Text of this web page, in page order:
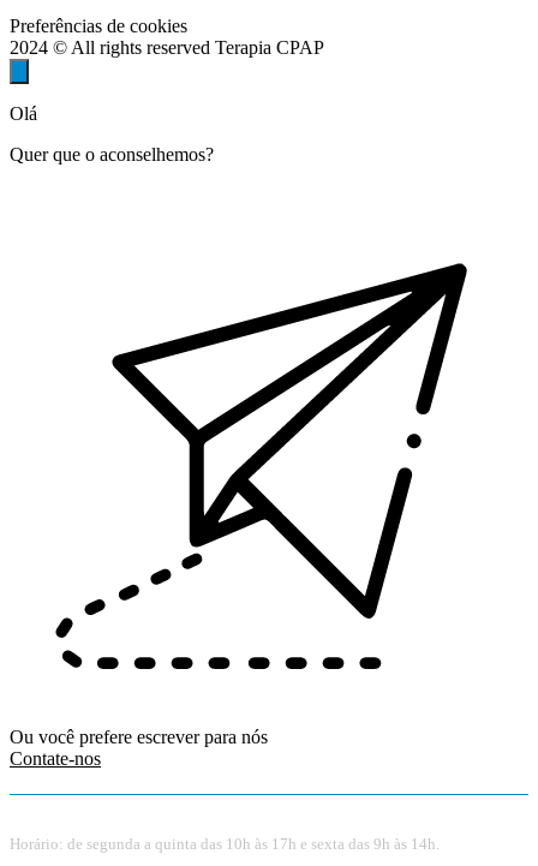
Preferências de cookies
2024 © All rights reserved Terapia CPAP
Olá
Quer que o aconselhemos?
Ou você prefere escrever para nós
Contate-nos
Horário: de segunda a quinta das 10h às 17h e sexta das 9h às 14h.